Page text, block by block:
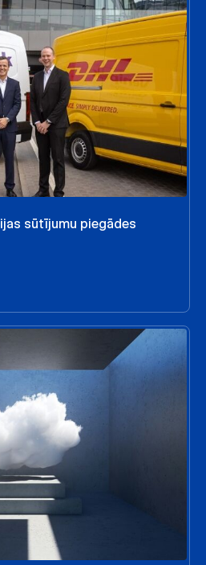
sūtījumu piegādes